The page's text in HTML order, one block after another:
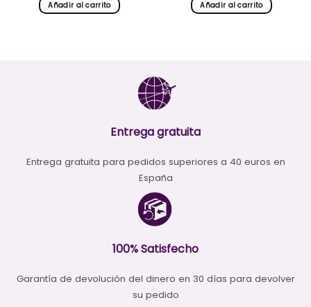
Añadir al carrito Añadir al carrito
Entrega gratuita
Entrega gratuita para pedidos superiores a 40 euros en
España
100% Satisfecho
Garantía de devolución del dinero en 30 días para devolver
su pedido